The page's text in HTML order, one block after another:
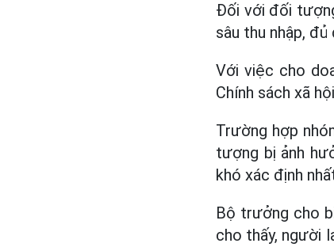
Đối với đối
sâu thu nhập,
Với việc cho
Chính sách xã
Trường hợp
tượng bị ảnh
khó xác định
Bộ trưởng cho
cho thấy, người